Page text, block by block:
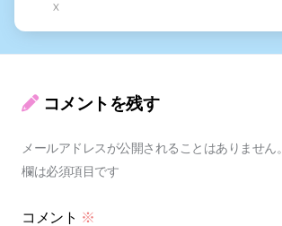
X
コメントを残す
メールアドレスが公開されることはありません。
欄は必須項目です
コメント ※